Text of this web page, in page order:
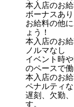
本入店のお
ボーナスあり
お給料の他
ょう！
本入店のお
ノルマなし
イベント時
のペースで働
本入店のお
ペナルティ
遅刻、欠勤
す。